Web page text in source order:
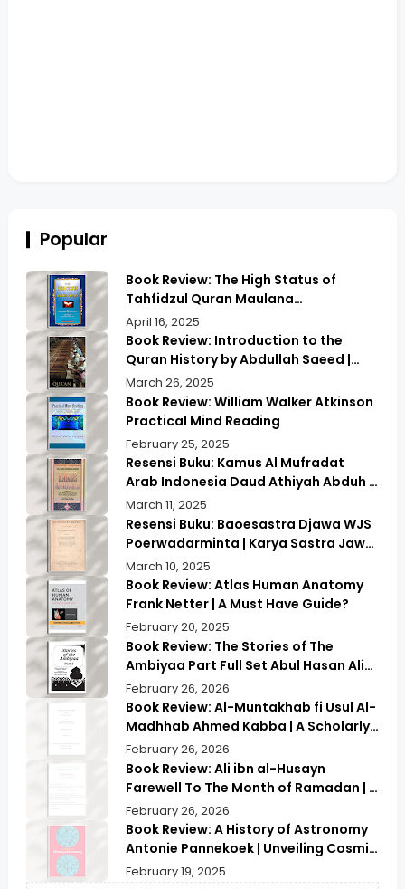
Popular
Book Review: The High Status of
Tahfidzul Quran Maulana
Abdurrahman | Unlocking the Prestige
of Quranic Memorization
April 16, 2025
Book Review: Introduction to the
Quran History by Abdullah Saeed |
Exploring Ancient Wisdom & Modern
Insights
March 26, 2025
Book Review: William Walker Atkinson
Practical Mind Reading
February 25, 2025
Resensi Buku: Kamus Al Mufradat
Arab Indonesia Daud Athiyah Abduh |
Kamus Pilihan untuk Menerjemahkan
dengan Tepat
March 11, 2025
Resensi Buku: Baoesastra Djawa WJS
Poerwadarminta | Karya Sastra Jawa
yang Legendaris
March 10, 2025
Book Review: Atlas Human Anatomy
Frank Netter | A Must Have Guide?
February 20, 2025
Book Review: The Stories of The
Ambiyaa Part Full Set Abul Hasan Ali
Nadwi | Discover the Timeless
Prophetic Tales
February 26, 2026
Book Review: Al-Muntakhab fi Usul Al-
Madhhab Ahmed Kabba | A Scholarly
Exploration
February 26, 2026
Book Review: Ali ibn al-Husayn
Farewell To The Month of Ramadan | A
Deep Spiritual Reflection
February 26, 2026
Book Review: A History of Astronomy
Antonie Pannekoek | Unveiling Cosmic
Secrets & Insights
February 19, 2025